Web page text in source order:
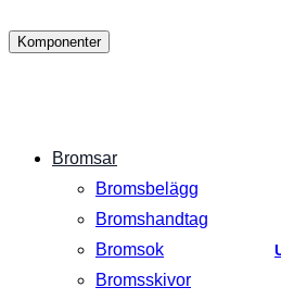
Komponenter
Bromsar
Bromsbelägg
Bromshandtag
Bromsok
Bromsskivor